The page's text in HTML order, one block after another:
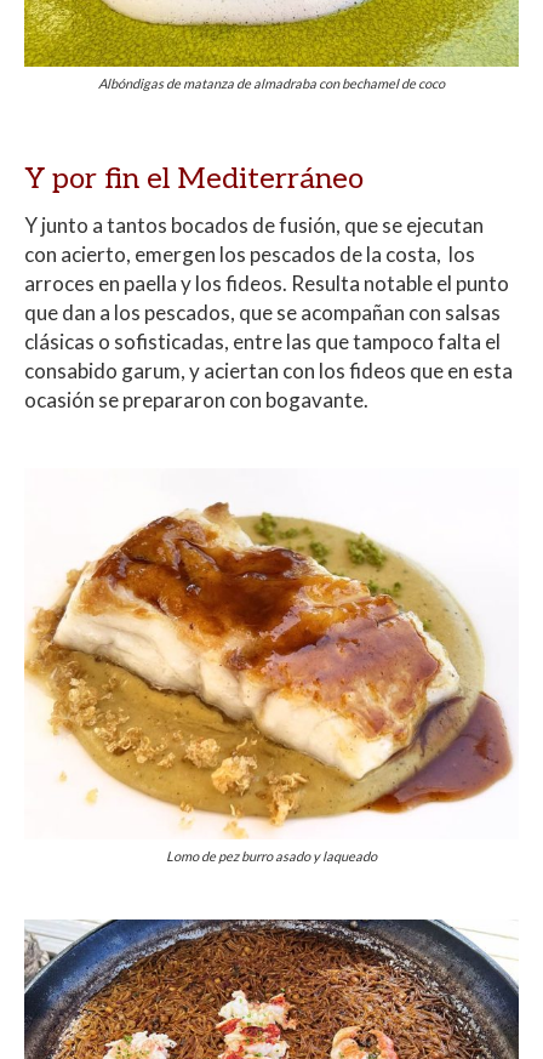
Albóndigas de matanza de almadraba con bechamel de coco
Y por fin el Mediterráneo
Y junto a tantos bocados de fusión, que se ejecutan
con acierto, emergen los pescados de la costa, los
arroces en paella y los fideos. Resulta notable el punto
que dan a los pescados, que se acompañan con salsas
clásicas o sofisticadas, entre las que tampoco falta el
consabido garum, y aciertan con los fideos que en esta
ocasión se prepararon con bogavante.
Lomo de pez burro asado y laqueado